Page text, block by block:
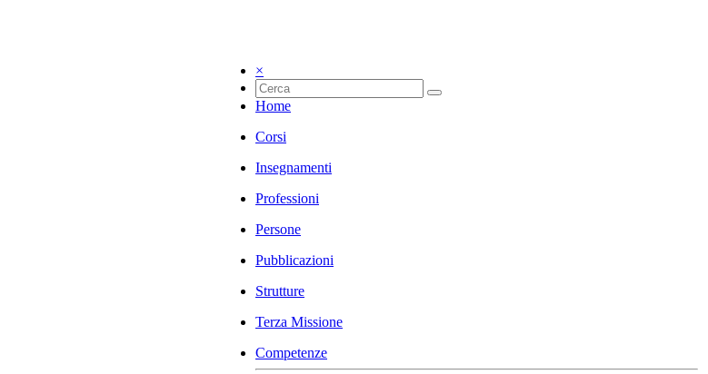
×
Home
Corsi
Insegnamenti
Professioni
Persone
Pubblicazioni
Strutture
Terza Missione
Competenze